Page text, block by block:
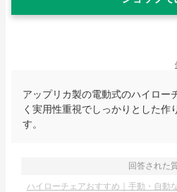
アップリカ製の電動式のハイロー
く実用性重視でしっかりとした作
す。
回答された
ハイローチェアおすすめ｜手動・自動